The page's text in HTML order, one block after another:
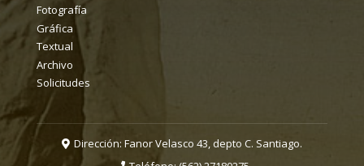
Fotografía
Gráfica
Textual
Archivo
Solicitudes
Dirección: Fanor Velasco 43, depto C. Santiago.